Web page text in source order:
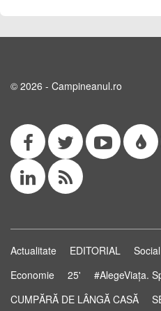
© 2026 - Campineanul.ro
Actualitate EDITORIAL Social
Economie
25' #AlegeViața.
CUMPĂRĂ DE LÂNGĂ CASĂ